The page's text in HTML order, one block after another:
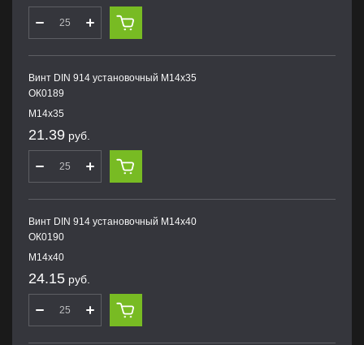
Винт DIN 914 установочный М14х35
ОК0189
М14х35
21.39 руб.
Винт DIN 914 установочный М14х40
ОК0190
М14х40
24.15 руб.